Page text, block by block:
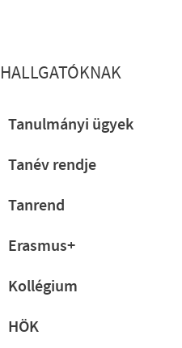
HALLGATÓKNAK
Tanulmányi ügyek
Tanév rendje
Tanrend
Erasmus+
Kollégium
HÖK